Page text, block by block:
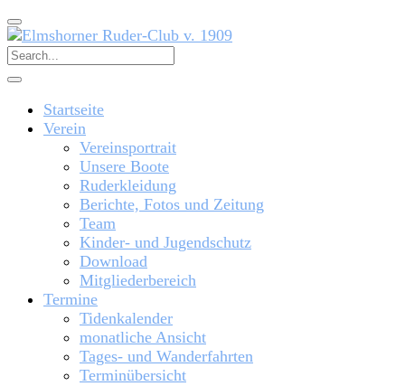
Startseite
Verein
Vereinsportrait
Unsere Boote
Ruderkleidung
Berichte, Fotos und Zeitung
Team
Kinder- und Jugendschutz
Download
Mitgliederbereich
Termine
Tidenkalender
monatliche Ansicht
Tages- und Wanderfahrten
Terminübersicht